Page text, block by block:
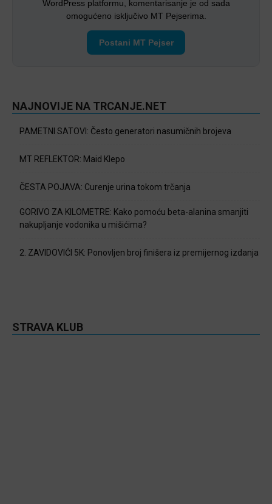
WordPress platformu, komentarisanje je od sada
omogućeno isključivo MT Pejserima.
Postani MT Pejser
NAJNOVIJE NA TRCANJE.NET
PAMETNI SATOVI: Često generatori nasumičnih brojeva
MT REFLEKTOR: Maid Klepo
ČESTA POJAVA: Curenje urina tokom trčanja
GORIVO ZA KILOMETRE: Kako pomoću beta-alanina smanjiti
nakupljanje vodonika u mišićima?
2. ZAVIDOVIĆI 5K: Ponovljen broj finišera iz premijernog izdanja
STRAVA KLUB